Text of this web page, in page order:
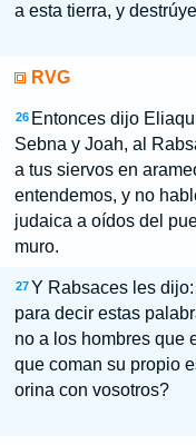
a esta tierra, y
RVG
26 Entonces dijo
Sebna y Joah, al
a tus siervos en
entendemos, y no
judaica a oídos del
muro.
27 Y Rabsaces les
para decir estas
no a los hombres que
que coman su propio
orina con vosotros?